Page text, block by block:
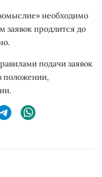
необходимо
заявок продлится до
подачи заявок
положении,